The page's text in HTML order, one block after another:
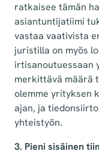
ratkaisee tämän
asiantuntijatiimi
vastaa vaativista
juristilla on myös
irtisanoutuessaan
merkittävä määrä
olemme yrityksen
ajan, ja
yhteistyön.
3. Pieni sisäinen